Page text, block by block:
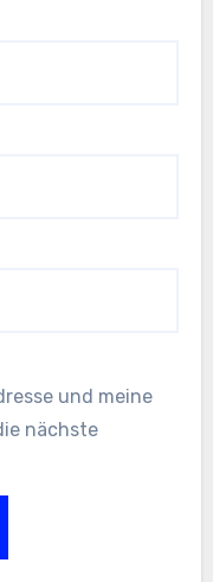
und meine
nächste